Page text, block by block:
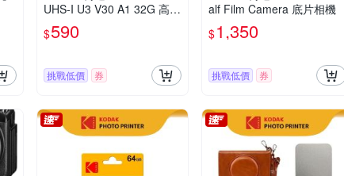
UHS-I U3 V30 A1 32G 高速
記憶卡(附轉卡)
$590
挑戰低價 券
alf Film Camera 底片相機
$1,350
挑戰低價 券